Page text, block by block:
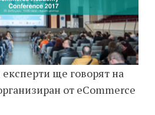
ще говорят на
от eCommerce